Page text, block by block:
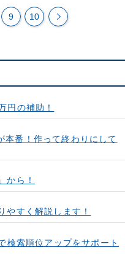
9 10
円の補助！
本番！作って終わりにして
から！
やすく解説します！
検索順位アップをサポート